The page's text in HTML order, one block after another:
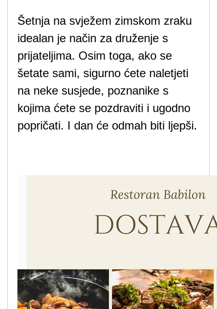
Šetnja na svježem zimskom zraku
idealan je način za druženje s
prijateljima. Osim toga, ako se
šetate sami, sigurno ćete naletjeti
na neke susjede, poznanike s
kojima ćete se pozdraviti i ugodno
popričati. I dan će odmah biti ljepši.